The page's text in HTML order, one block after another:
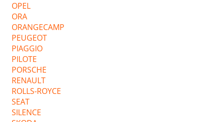
OPEL
ORA
ORANGECAMP
PEUGEOT
PIAGGIO
PILOTE
PORSCHE
RENAULT
ROLLS-ROYCE
SEAT
SILENCE